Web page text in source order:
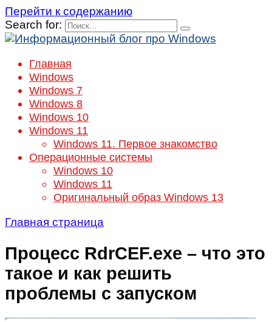
Перейти к содержанию
Search for:
Главная
Windows
Windows 7
Windows 8
Windows 10
Windows 11
Windows 11. Первое знакомство
Операционные системы
Windows 10
Windows 11
Оригинальный образ Windows 13
Главная страница
Процесс RdrCEF.exe – что это
такое и как решить
проблемы с запуском